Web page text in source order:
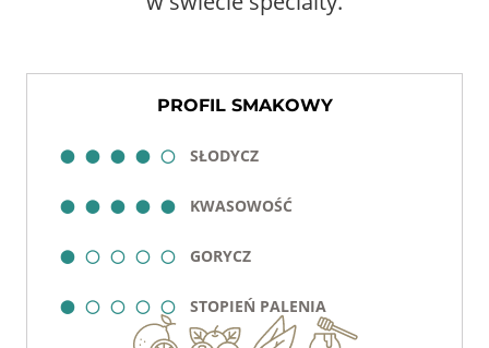
PROFIL SMAKOWY
⬤⬤⬤⬤◯ SŁODYCZ
⬤⬤⬤⬤⬤ KWASOWOŚĆ
⬤◯◯◯◯ GORYCZ
⬤◯◯◯◯ STOPIEŃ PALENIA